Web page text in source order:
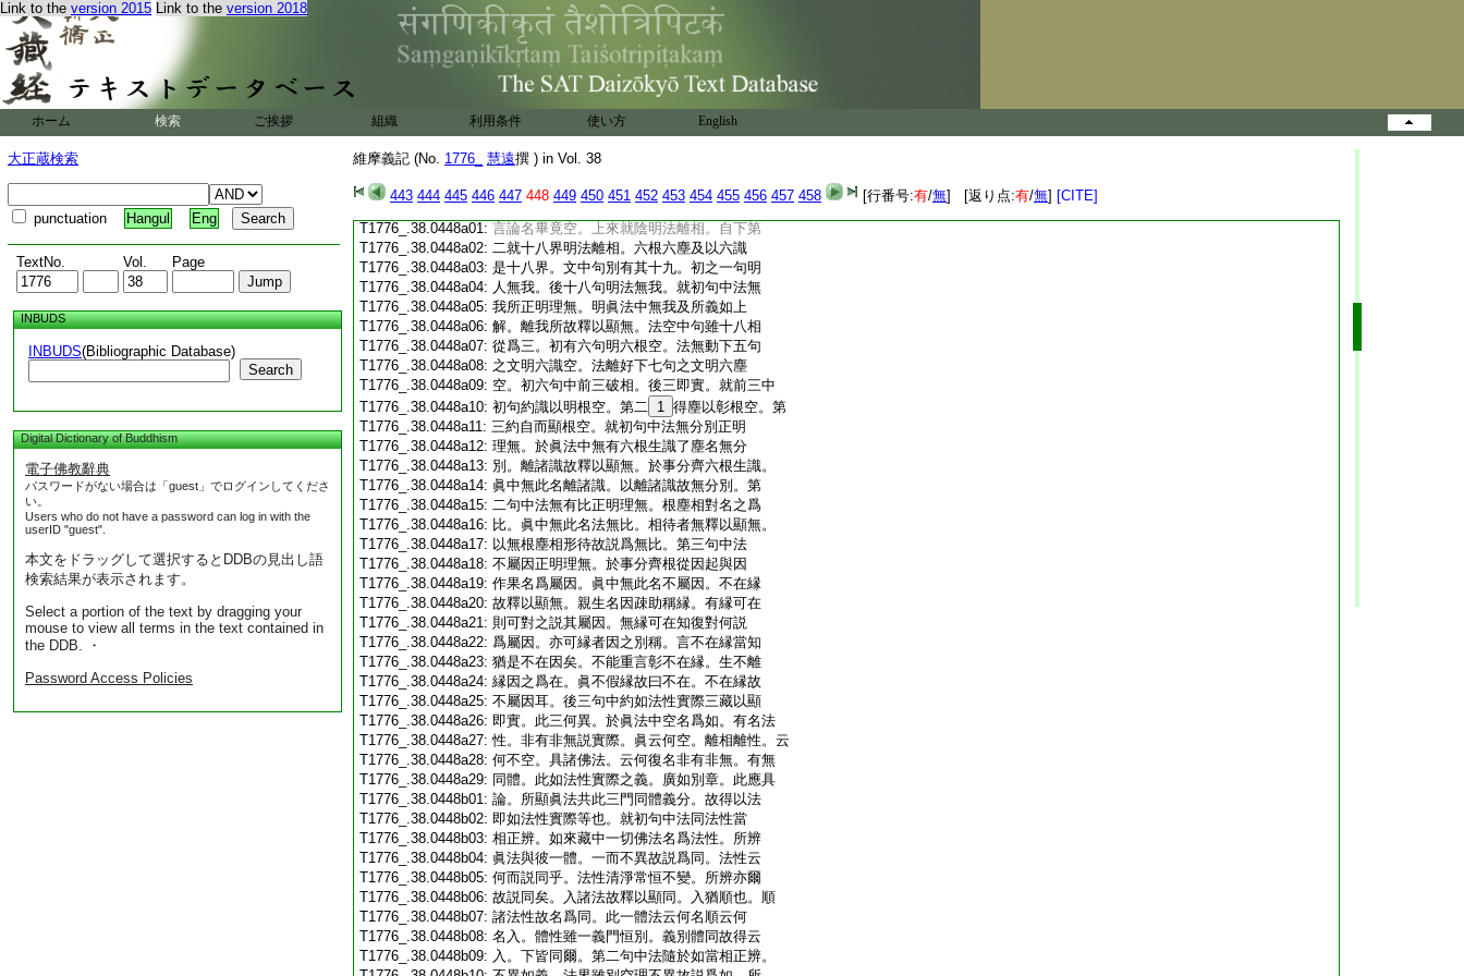
Link to the version 2015 Link to the version 2018
ホーム 検索 ご挨拶 組織 利用条件 使い方 English
大正蔵検索
punctuation Hangul Eng
TextNo. Vol. Page
INBUDS
INBUDS(Bibliographic Database)
Search
Digital Dictionary of Buddhism
電子佛教辭典
パスワードがない場合は「guest」でログインしてくださ
い。
Users who do not have a password can log in with the
userID "guest".
本文をドラッグして選択するとDDBの見出し語
検索結果が表示されます。
Select a portion of the text by dragging your
mouse to view all terms in the text contained in
the DDB. ・
Password Access Policies
維摩義記 (No. 1776_ 慧遠撰 ) in Vol. 38
443 444 445 446 447 448 449 450 451 452 453 454 455 456 457 458 [行番号:有/無] [返り点:有/無] [CITE]
T1776_.38.0447c19:以無名故言語不生名言語斷。擧語言斷成
T1776_.38.0447c20: 名無矣。就後句中法無言説離覺觀故破情
T1776_.38.0447c21:顯理。覺觀言因。以眞法中無覺觀故言語不
T1776_.38.0447c22:
生故無言説。麁思名覺 7
納思稱觀。此皆精
道。眞法出情故無覺觀。次下一句結前離相。
T1776_.38.0447c24:法無形相正辨理無。謂眞法中無陰形相。以
T1776_.38.0447c25:此結前離相之義故説無相。如虚空故類以
T1776_.38.0447c26:顯之。眞法離相似世大虚故言如空。自下一
T1776_.38.0447c27:句結前離名。法無戲論正明理無。理外名言
T1776_.38.0447c28:斯成戲論。眞中離此名無戲論。以此結前離
T1776_.38.0448a01: 言論名畢竟空。上來就陰明法離相。自下第
T1776_.38.0448a02: 二就十八界明法離相。六根六塵及以六識
T1776_.38.0448a03: 是十八界。文中句別有其十九。初之一句明
T1776_.38.0448a04: 人無我。後十八句明法無我。就初句中法無
T1776_.38.0448a05: 我所正明理無。明眞法中無我及所義如上
T1776_.38.0448a06: 解。離我所故釋以顯無。法空中句雖十八相
T1776_.38.0448a07: 從爲三。初有六句明六根空。法無動下五句
T1776_.38.0448a08: 之文明六識空。法離好下七句之文明六塵
T1776_.38.0448a09: 空。初六句中前三破相。後三即實。就前三中
T1776_.38.0448a10: 初句約識以明根空。第二 1 得塵以彰根空。第
T1776_.38.0448a11: 三約自而顯根空。就初句中法無分別正明
T1776_.38.0448a12: 理無。於眞法中無有六根生識了塵名無分
T1776_.38.0448a13: 別。離諸識故釋以顯無。於事分齊六根生識。
T1776_.38.0448a14: 眞中無此名離諸識。以離諸識故無分別。第
T1776_.38.0448a15: 二句中法無有比正明理無。根塵相對名之爲
T1776_.38.0448a16: 比。眞中無此名法無比。相待者無釋以顯無。
T1776_.38.0448a17: 以無根塵相形待故説爲無比。第三句中法
T1776_.38.0448a18: 不屬因正明理無。於事分齊根從因起與因
T1776_.38.0448a19: 作果名爲屬因。眞中無此名不屬因。不在縁
T1776_.38.0448a20: 故釋以顯無。親生名因疎助稱縁。有縁可在
T1776_.38.0448a21: 則可對之説其屬因。無縁可在知復對何説
T1776_.38.0448a22: 爲屬因。亦可縁者因之別稱。言不在縁當知
T1776_.38.0448a23: 猶是不在因矣。不能重言彰不在縁。生不離
T1776_.38.0448a24: 縁因之爲在。眞不假縁故曰不在。不在縁故
T1776_.38.0448a25: 不屬因耳。後三句中約如法性實際三藏以顯
T1776_.38.0448a26: 即實。此三何異。於眞法中空名爲如。有名法
T1776_.38.0448a27:性。非有非無説實際。眞云何空。離相離性。云
T1776_.38.0448a28: 何不空。具諸佛法。云何復名非有非無。有無
T1776_.38.0448a29: 同體。此如法性實際之義。廣如別章。此應具
T1776_.38.0448b01: 論。所顯眞法共此三門同體義分。故得以法
T1776_.38.0448b02: 即如法性實際等也。就初句中法同法性當
T1776_.38.0448b03: 相正辨。如來藏中一切佛法名爲法性。所辨
T1776_.38.0448b04: 眞法與彼一體。一而不異故説爲同。法性云
T1776_.38.0448b05: 何而説同乎。法性清淨常恒不變。所辨亦爾
T1776_.38.0448b06: 故説同矣。入諸法故釋以顯同。入猶順也。順
T1776_.38.0448b07: 諸法性故名爲同。此一體法云何名順云何
T1776_.38.0448b08: 名入。體性雖一義門恒別。義別體同故得云
T1776_.38.0448b09: 入。下皆同爾。第二句中法隨於如當相正辨。